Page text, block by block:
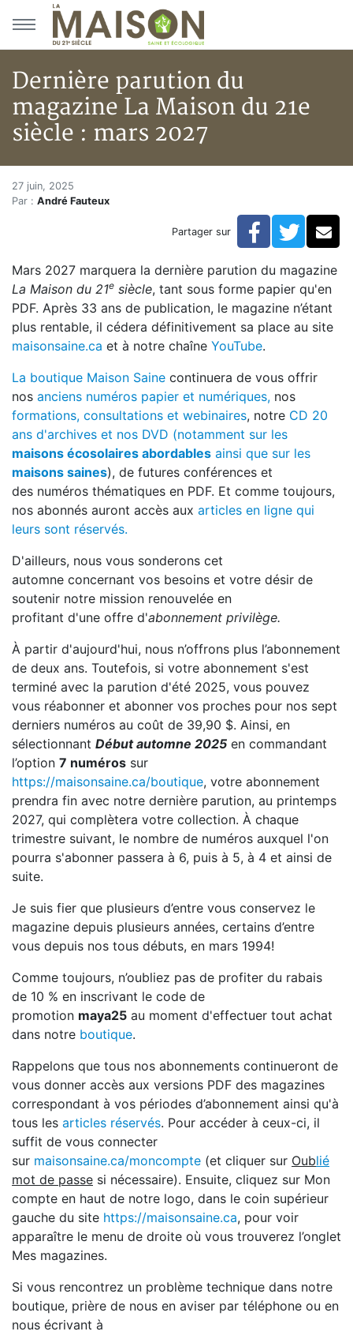
Aller au menu principal
Aller au contenu principal
Dernière parution du
magazine La Maison du 21e
siècle : mars 2027
Accueil
Articles
Dernière parution du magazine La Maison du 21e
Dernière parution du
27 juin, 2025
Par : André Fauteux
Partager sur Facebook
Mars 2027 marquera la dernière parution du magazine
La Maison du 21e siècle, tant sous forme papier qu'en
PDF. Après 33 ans de publication, le magazine n’étant
plus rentable, il cédera définitivement sa place au site
maisonsaine.ca et à notre chaîne YouTube.
La boutique Maison Saine continuera de vous offrir
nos anciens numéros papier et numériques, nos
formations, consultations et webinaires, notre CD 20
ans d'archives et nos DVD (notamment sur les
maisons écosolaires abordables ainsi que sur les
maisons saines), de futures conférences et
des numéros thématiques en PDF. Et comme toujours,
nos abonnés auront accès aux articles en ligne qui
leurs sont réservés.
D'ailleurs, nous vous sonderons cet
automne concernant vos besoins et votre désir de
soutenir notre mission renouvelée en
profitant d'une offre d'abonnement privilège.
À partir d'aujourd'hui, nous n’offrons plus l’abonnement
de deux ans. Toutefois, si votre abonnement s'est
terminé avec la parution d'été 2025, vous pouvez
vous réabonner et abonner vos proches pour nos sept
derniers numéros au coût de 39,90 $. Ainsi, en
sélectionnant Début automne 2025 en commandant
l’option 7 numéros sur
https://maisonsaine.ca/boutique, votre abonnement
prendra fin avec notre dernière parution, au printemps
2027, qui complètera votre collection. À chaque
trimestre suivant, le nombre de numéros auxquel l'on
pourra s'abonner passera à 6, puis à 5, à 4 et ainsi de
suite.
Je suis fier que plusieurs d’entre vous conservez le
magazine depuis plusieurs années, certains d’entre
vous depuis nos tous débuts, en mars 1994!
Comme toujours, n’oubliez pas de profiter du rabais
de 10 % en inscrivant le code de
promotion maya25 au moment d'effectuer tout achat
dans notre boutique.
Rappelons que tous nos abonnements continueront de
vous donner accès aux versions PDF des magazines
correspondant à vos périodes d’abonnement ainsi qu'à
tous les articles réservés. Pour accéder à ceux-ci, il
suffit de vous connecter
sur maisonsaine.ca/moncompte (et cliquer sur Oublié
mot de passe si nécessaire). Ensuite, cliquez sur Mon
compte en haut de notre logo, dans le coin supérieur
gauche du site https://maisonsaine.ca, pour voir
apparaître le menu de droite où vous trouverez l’onglet
Mes magazines.
Si vous rencontrez un problème technique dans notre
boutique, prière de nous en aviser par téléphone ou en
nous écrivant à